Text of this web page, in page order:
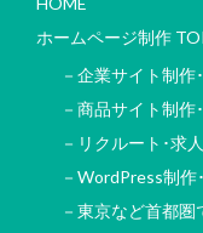
ホームページ制作
－企業サイト制
－商品サイト制
－リクルート･求
－WordPress制作
－東京など首都